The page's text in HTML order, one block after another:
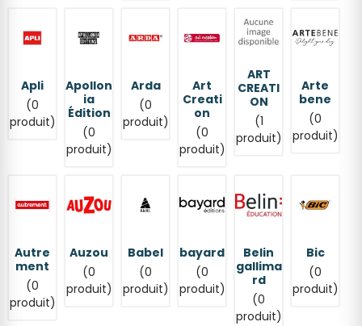
Apli
(0
produit)
Apollon
ia
Édition
(0
produit)
Arda
(0
produit)
Art
Creati
on
(0
produit)
ART
CREATI
ON
(1
produit)
Arte
bene
(0
produit)
Autre
ment
(0
produit)
Auzou
(0
produit)
Babel
(0
produit)
bayard
(0
produit)
Belin
gallima
rd
(0
produit)
Bic
(0
produit)